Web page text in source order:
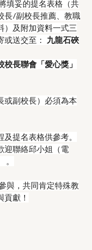
填妥的提名表格（共
長/副校長推薦、教職
）及附加資料一式三
或送交至： 九龍石硤
長聯會「愛心獎」
或副校長）必須為本
提名表格供參考。
迎聯絡邱小姐（電
與，共同肯定特殊教
獻！